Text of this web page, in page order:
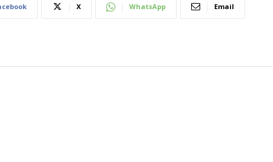
X WhatsApp Email